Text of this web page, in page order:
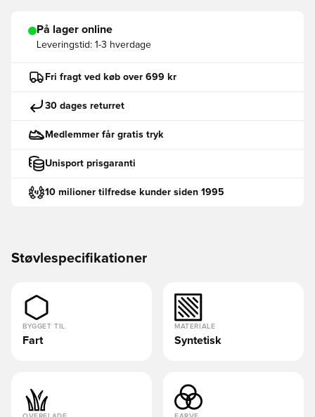
På lager online
Leveringstid: 1-3 hverdage
Fri fragt ved køb over 699 kr
30 dages returret
Medlemmer får gratis tryk
Unisport prisgaranti
10 milioner tilfredse kunder siden 1995
Støvlespecifikationer
BYGGET TIL
Fart
MATERIALE
Syntetisk